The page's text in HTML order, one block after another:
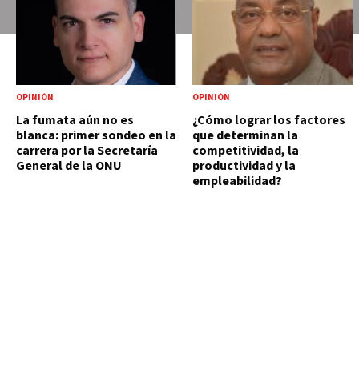
OPINIÓN
La fumata aún no es
blanca: primer sondeo en la
carrera por la Secretaría
General de la ONU
OPINIÓN
¿Cómo lograr los factores
que determinan la
competitividad, la
productividad y la
empleabilidad?